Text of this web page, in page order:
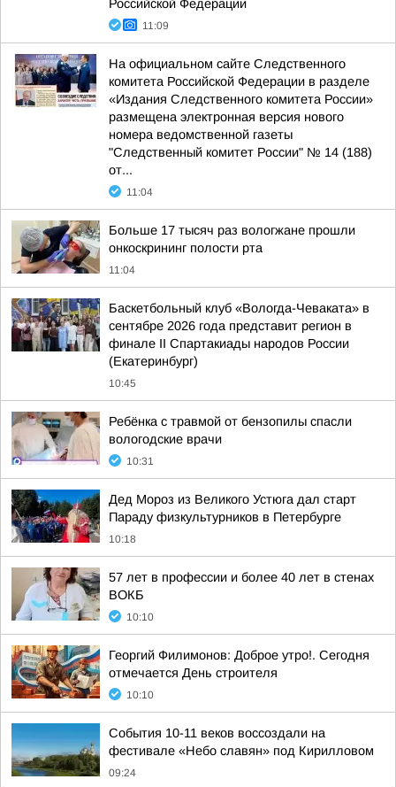
Российской Федерации
11:09
На официальном сайте Следственного
комитета Российской Федерации в разделе
«Издания Следственного комитета России»
размещена электронная версия нового
номера ведомственной газеты
"Следственный комитет России" № 14 (188)
от...
11:04
Больше 17 тысяч раз вологжане прошли
онкоскрининг полости рта
11:04
Баскетбольный клуб «Вологда-Чеваката» в
сентябре 2026 года представит регион в
финале II Спартакиады народов России
(Екатеринбург)
10:45
Ребёнка с травмой от бензопилы спасли
вологодские врачи
10:31
Дед Мороз из Великого Устюга дал старт
Параду физкультурников в Петербурге
10:18
57 лет в профессии и более 40 лет в стенах
ВОКБ
10:10
Георгий Филимонов: Доброе утро!. Сегодня
отмечается День строителя
10:10
События 10-11 веков воссоздали на
фестивале «Небо славян» под Кирилловом
09:24